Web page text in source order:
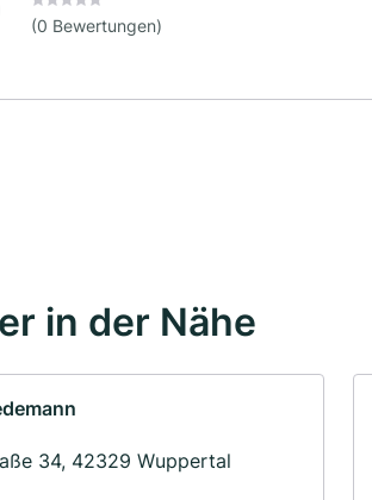
(0 Bewertungen)
in der Nähe
34, 42329 Wuppertal